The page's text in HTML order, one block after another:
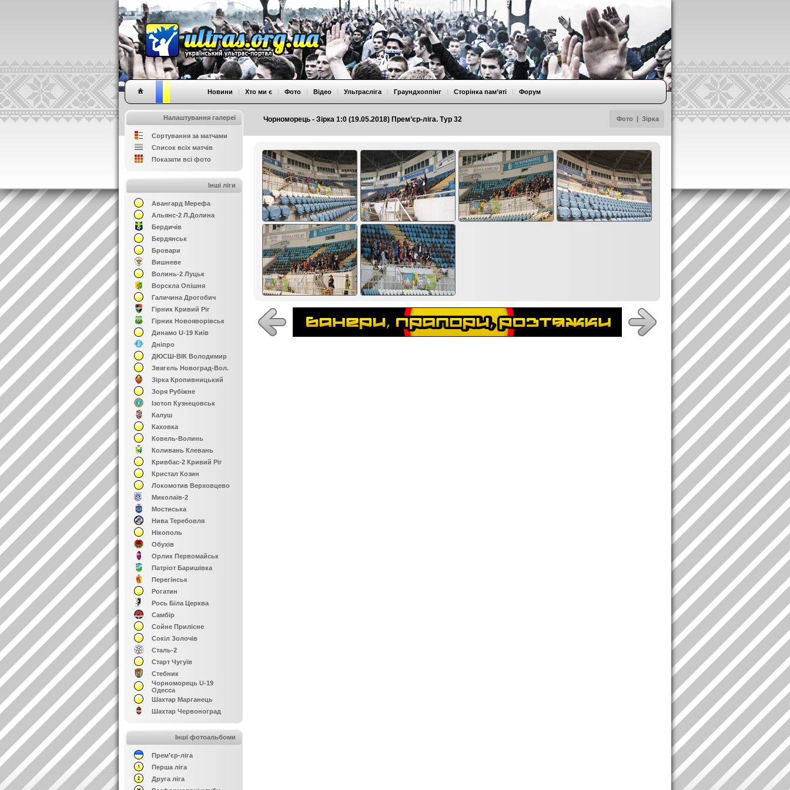
Чорноморець - Зірка 1:0 (19.05.2018) Прем’єр-ліга. Тур 32 Фото | Зірка
Новини | Хто ми є | Фото | Відео | Ультрасліга | Граундхоппінг | Сторінка пам’яті | Форум
Налаштування галереї
Сортування за матчами
Список всіх матчів
Показати всі фото
Інші ліги
Авангард Мерефа
Альянс-2 Л.Долина
Бердичів
Бердянськ
Бровари
Вишневе
Волинь-2 Луцьк
Ворскла Опішня
Галичина Дрогобич
Гірник Кривий Ріг
Гірник Новояворівськ
Динамо U-19 Київ
Дніпро
ДЮСШ-ВІК Володимир
Звягель Новоград-Вол.
Зірка Кропивницький
Зоря Рубіжне
Ізотоп Кузнецовськ
Калуш
Каховка
Ковель-Волинь
Коливань Клевань
Кривбас-2 Кривий Ріг
Кристал Козин
Локомотив Верховцево
Миколаїв-2
Мостиська
Нива Теребовля
Нікополь
Обухів
Орлик Первомайськ
Патріот Баришівка
Перегінськ
Рогатин
Рось Біла Церква
Самбір
Сойне Прилісне
Сокіл Золочів
Сталь-2
Старт Чугуїв
Стебник
Чорноморець U-19
Одесса
Шахтар Марганець
Шахтар Червоноград
Інші фотоальбоми
Прем’єр-ліга
Перша ліга
Друга ліга